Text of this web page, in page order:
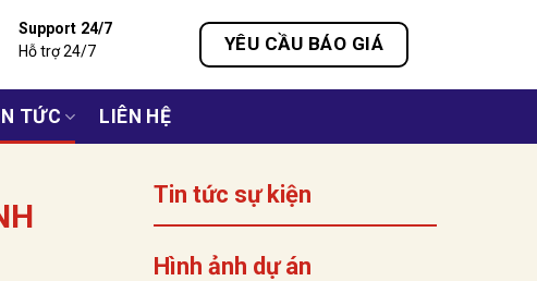
Support 24/7
Hỗ trợ 24/7
YÊU CẦU BÁO GIÁ
TỨC LIÊN HỆ
Tin tức sự kiện
Hình ảnh dự án